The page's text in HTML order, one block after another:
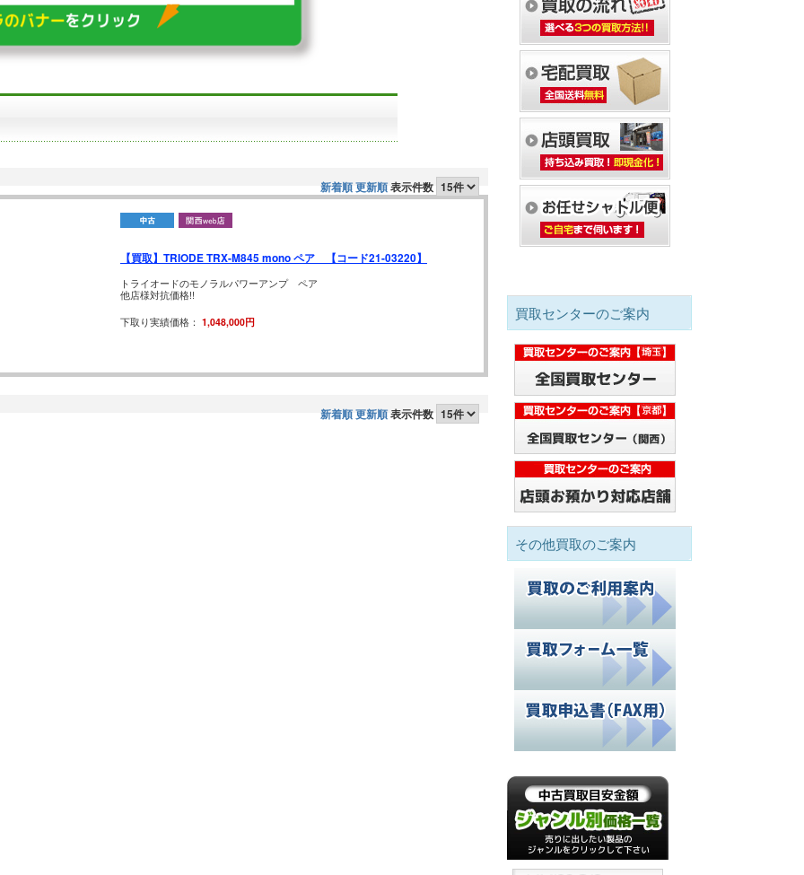
新着順更新順表示件数
【買取】TRIODE TRX-M845 mono ペア 【コード21-03220】
トライオードのモノラルパワーアンプ ペア
他店様対抗価格!!
下取り実績価格： 1,048,000円
新着順更新順表示件数
買取センターのご案内
その他買取のご案内